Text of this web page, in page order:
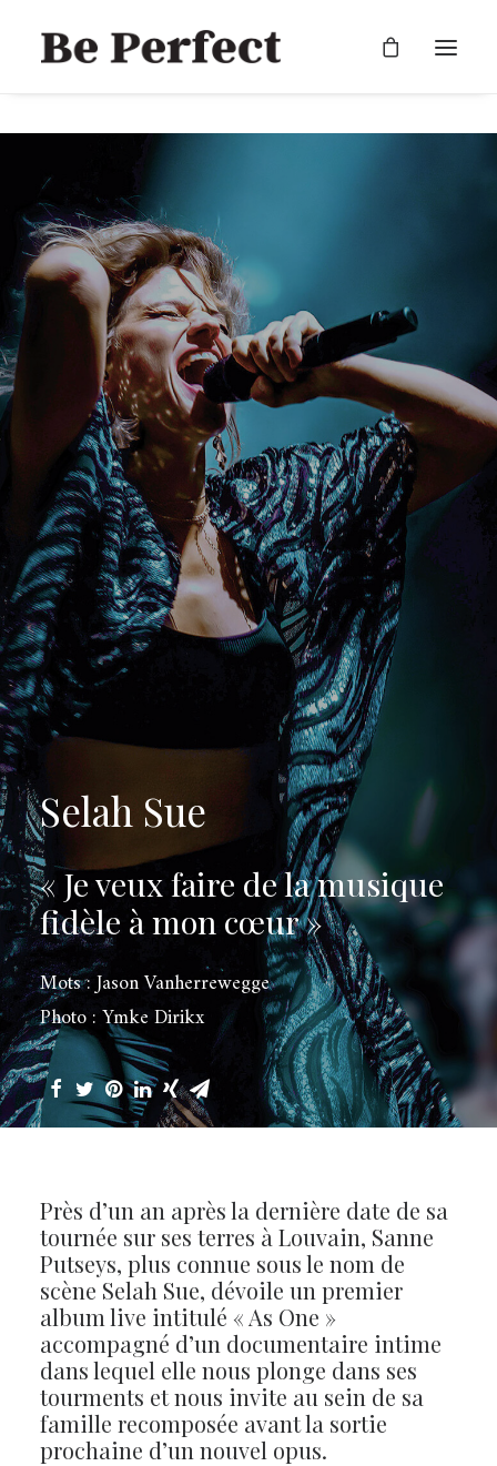
RECHERCHE
Selah Sue
« Je veux faire de la musique
fidèle à mon cœur »
Mots : Jason Vanherrewegge
Photo : Ymke Dirikx
Près d’un an après la dernière date de sa
tournée sur ses terres à Louvain, Sanne
Putseys, plus connue sous le nom de
scène Selah Sue, dévoile un premier
album live intitulé « As One »
accompagné d’un documentaire intime
dans lequel elle nous plonge dans ses
tourments et nous invite au sein de sa
famille recomposée avant la sortie
prochaine d’un nouvel opus.